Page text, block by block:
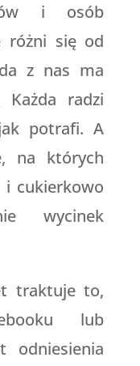
i osób
różni się od
z nas ma
radzi
potrafi. A
na których
i cukierkowo
wycinek
traktuje to,
lub
odniesienia